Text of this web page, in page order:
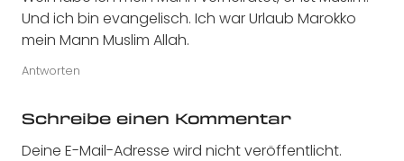
Und ich bin evangelisch. Ich war Urlaub Marokko
mein Mann Muslim Allah.
Antworten
Schreibe einen Kommentar
Deine E-Mail-Adresse wird nicht veröffentlicht.